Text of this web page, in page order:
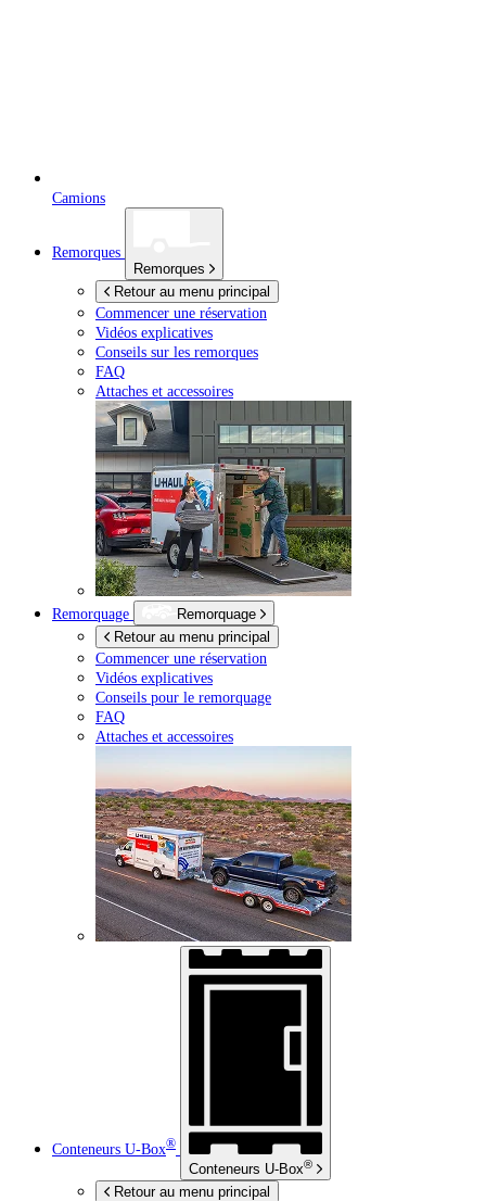
Camions
Remorques
Remorques
Retour au menu principal
Commencer une réservation
Vidéos explicatives
Conseils sur les remorques
FAQ
Attaches et accessoires
Remorquage
Remorquage
Retour au menu principal
Commencer une réservation
Vidéos explicatives
Conseils pour le remorquage
FAQ
Attaches et accessoires
Conteneurs U-Box®
Conteneurs U-Box®
Retour au menu principal